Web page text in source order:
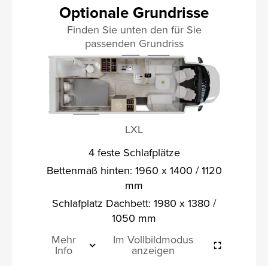
Optionale Grundrisse
Finden Sie unten den für Sie
passenden Grundriss
LXL
4 feste Schlafplätze
Bettenmaß hinten: 1960 x 1400 / 1120
mm
Schlafplatz Dachbett: 1980 x 1380 /
1050 mm
Mehr
Info
Im Vollbildmodus
anzeigen